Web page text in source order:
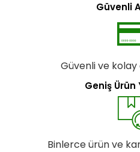
Güvenli
Güvenli ve
Geniş
Binlerce ürün ve